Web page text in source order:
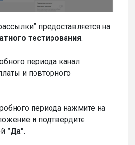
предоставляется на
тестирования.
периода канал
и повторного
периода нажмите на
и подтвердите
"Да".